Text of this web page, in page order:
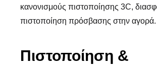
κανονισμούς πιστοποίησης 3C,
πιστοποίηση πρόσβασης στην αγορά.
Πιστοποίηση &